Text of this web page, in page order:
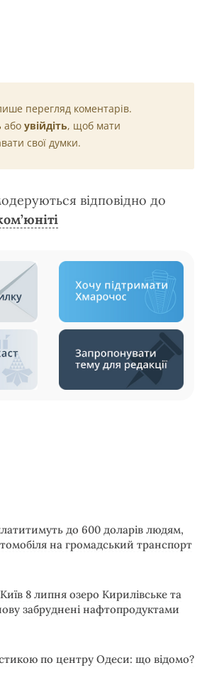
перегляд коментарів.
або увійдіть, щоб мати
свої думки.
відповідно до
до 600 доларів людям,
на громадський транспорт
8 липня озеро Кирилівське та
забруднені нафтопродуктами
по центру Одеси: що відомо?